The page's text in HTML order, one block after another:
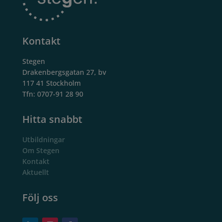
Kontakt
Stegen
Drakenbergsgatan 27, bv
117 41 Stockholm
Tfn: 0707-91 28 90
Hitta snabbt
Utbildningar
Om Stegen
Kontakt
Aktuellt
Följ oss